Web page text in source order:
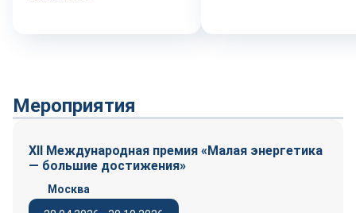
Мероприятия
XII Международная премия «Малая энергетика
— большие достижения»
Москва